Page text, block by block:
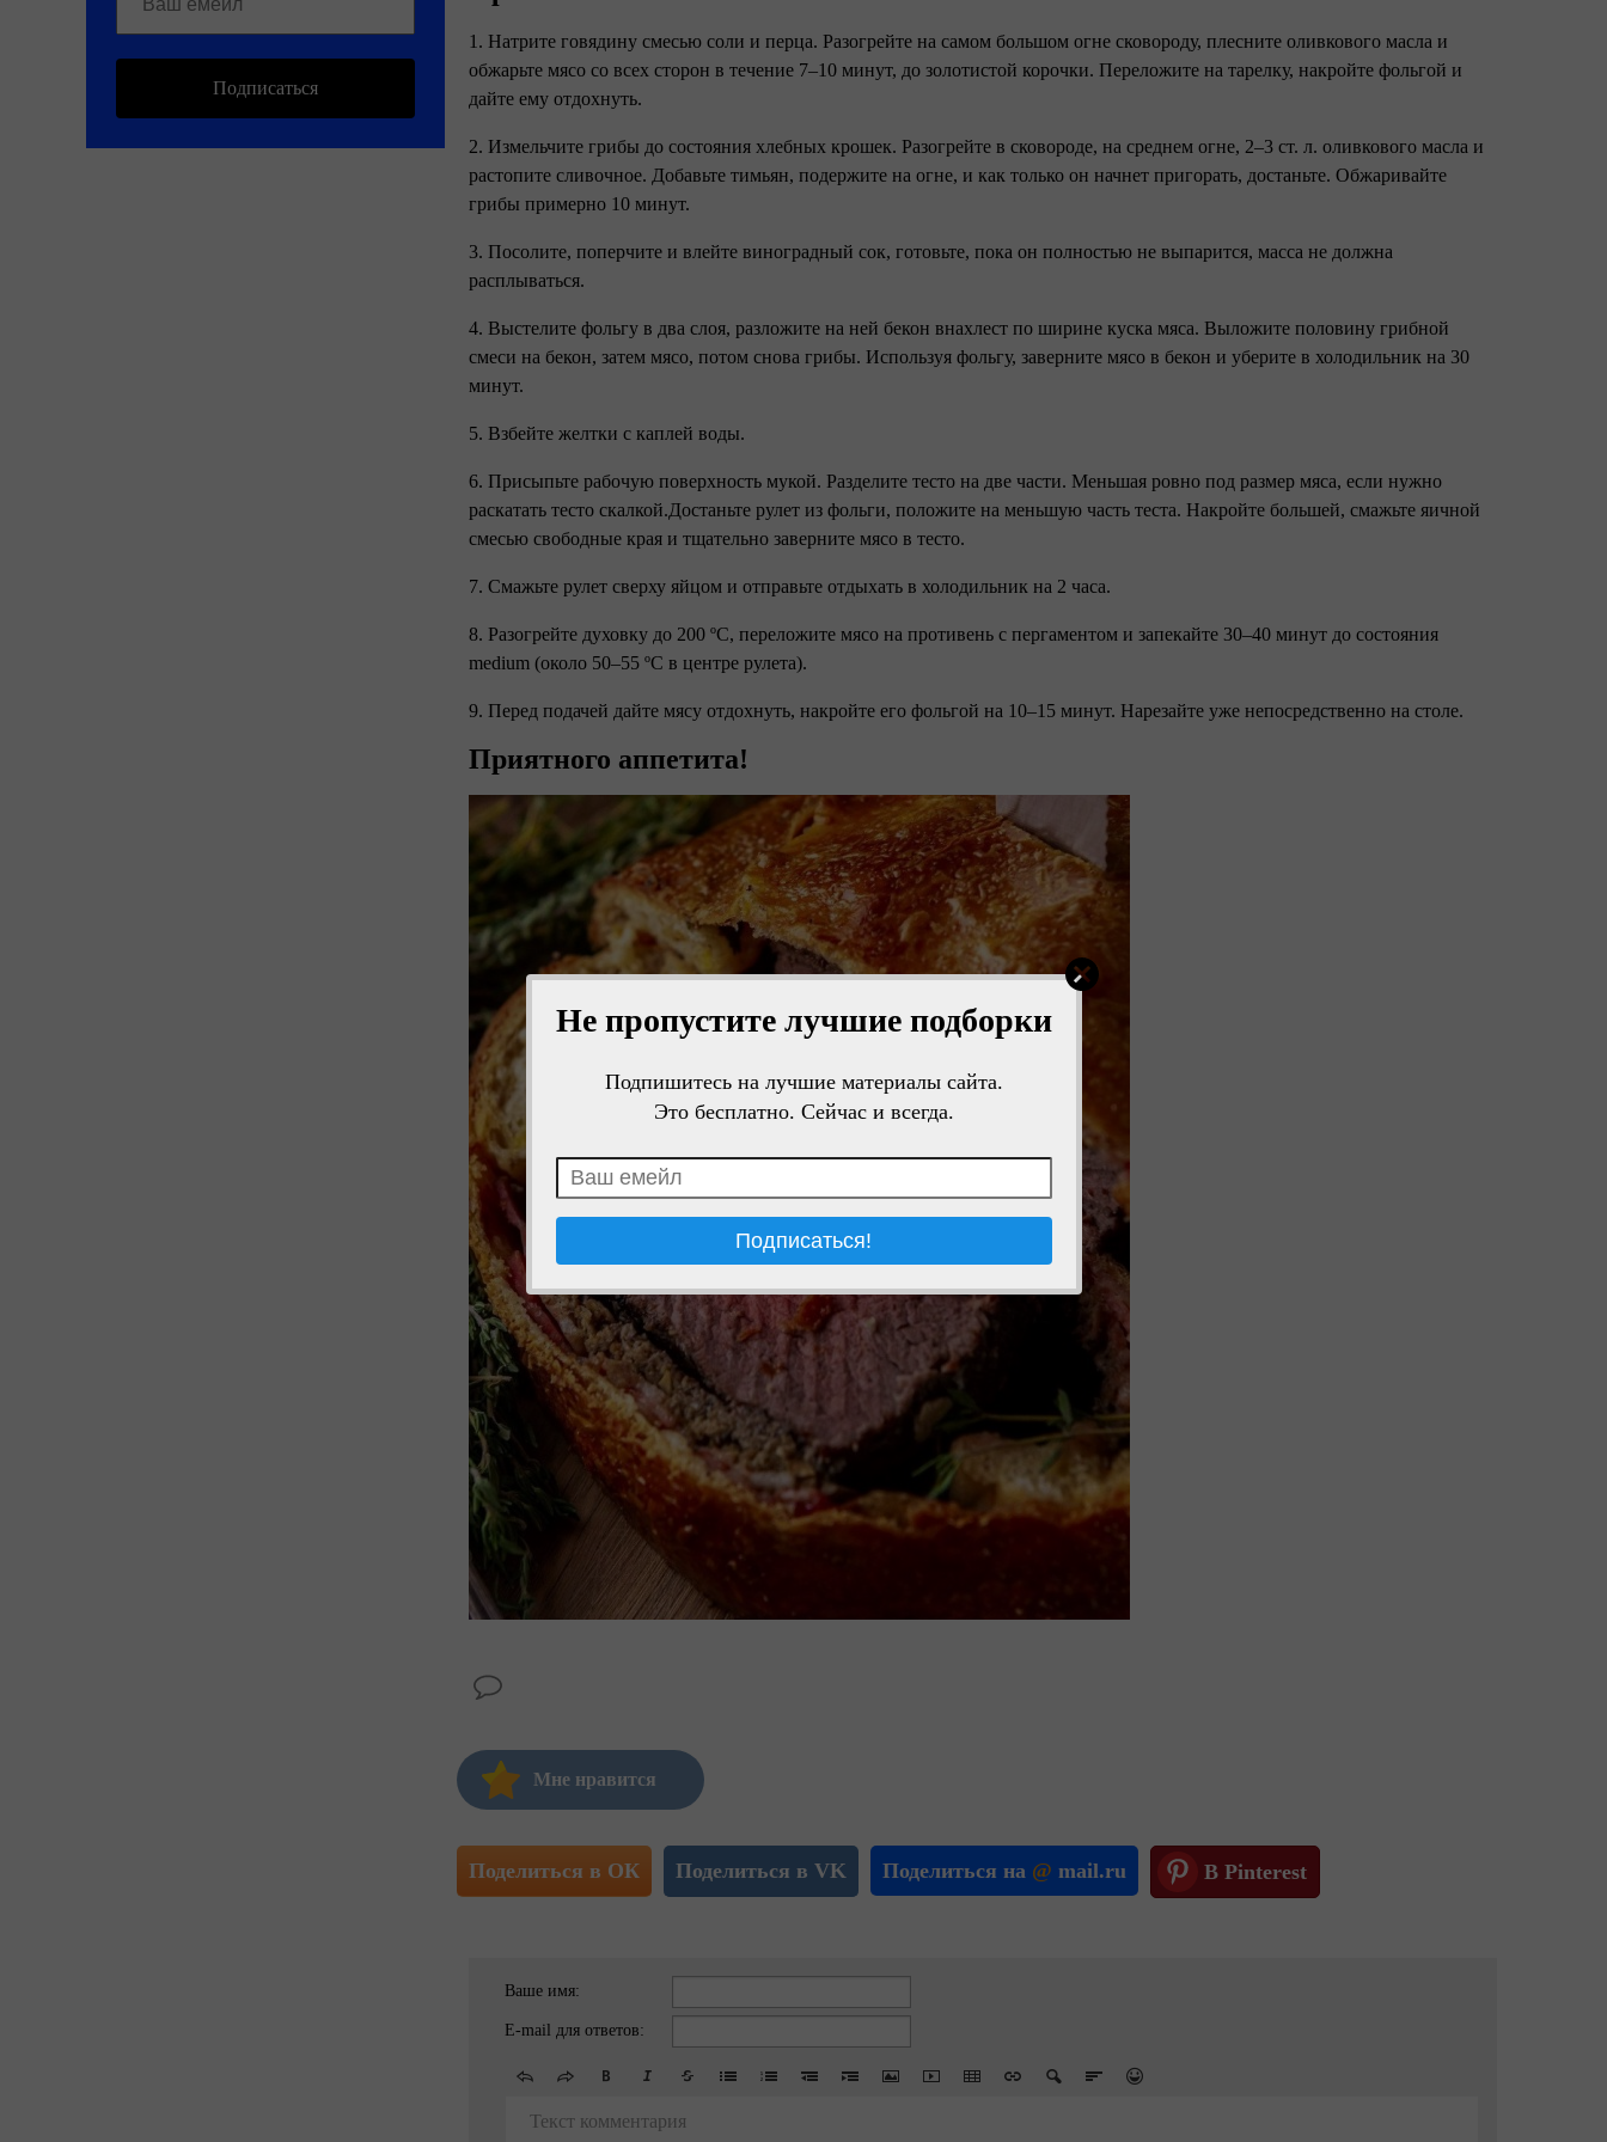
Не пропустите лучшие подборки
Подпишитесь на лучшие материалы сайта.
Это бесплатно. Сейчас и всегда.
Подписаться
1. Натрите говядину смесью соли и перца. Разогрейте на самом большом огне сковороду, плесните оливкового масла и
обжарьте мясо со всех сторон в течение 7–10 минут, до золотистой корочки. Переложите на тарелку, накройте фольгой и
дайте ему отдохнуть.
2. Измельчите грибы до состояния хлебных крошек. Разогрейте в сковороде, на среднем огне, 2–3 ст. л. оливкового масла и
растопите сливочное. Добавьте тимьян, подержите на огне, и как только он начнет пригорать, достаньте. Обжаривайте
грибы примерно 10 минут.
3. Посолите, поперчите и влейте виноградный сок, готовьте, пока он полностью не выпарится, масса не должна
расплываться.
4. Выстелите фольгу в два слоя, разложите на ней бекон внахлест по ширине куска мяса. Выложите половину грибной
смеси на бекон, затем мясо, потом снова грибы. Используя фольгу, заверните мясо в бекон и уберите в холодильник на 30
минут.
5. Взбейте желтки с каплей воды.
6. Присыпьте рабочую поверхность мукой. Разделите тесто на две части. Меньшая ровно под размер мяса, если нужно
раскатать тесто скалкой.Достаньте рулет из фольги, положите на меньшую часть теста. Накройте большей, смажьте яичной
смесью свободные края и тщательно заверните мясо в тесто.
7. Смажьте рулет сверху яйцом и отправьте отдыхать в холодильник на 2 часа.
8. Разогрейте духовку до 200 ºС, переложите мясо на противень с пергаментом и запекайте 30–40 минут до состояния
medium (около 50–55 ºС в центре рулета).
9. Перед подачей дайте мясу отдохнуть, накройте его фольгой на 10–15 минут. Нарезайте уже непосредственно на столе.
Приятного аппетита!
Мне нравится
Поделиться в ОК Поделиться в VK Поделиться на @ mail.ru В Pinterest
Ваше имя:
E-mail для ответов:
Текст комментария